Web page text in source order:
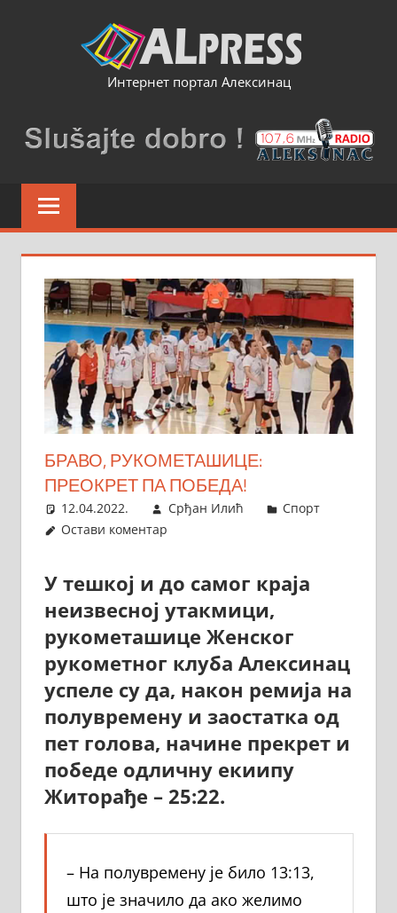
Интернет портал Алексинац
БРАВО, РУКОМЕТАШИЦЕ:
ПРЕОКРЕТ ПА ПОБЕДА!
12.04.2022. Срђан Илић
Спорт
Остави коментар
У тешкој и до самог краја
неизвесној утакмици,
рукометашице Женског
рукометног клуба Алексинац
успеле су да, након ремија на
полувремену и заостатка од
пет голова, начине прекрет и
победе одличну екиипу
Житорађе – 25:22.
– На полувремену је било 13:13,
што је значило да ако желимо